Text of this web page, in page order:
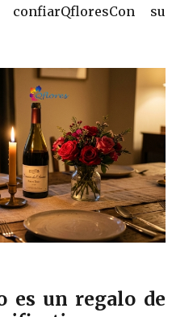
su
es un regalo de